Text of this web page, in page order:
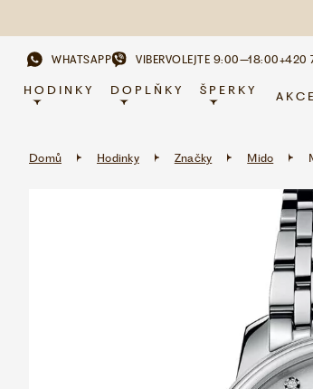
WHATSAPP VIBERVOLEJTE 9:00–18:00+420
HODINKY DOPLŇKY ŠPERKY AKCE
Domů Hodinky Značky Mido